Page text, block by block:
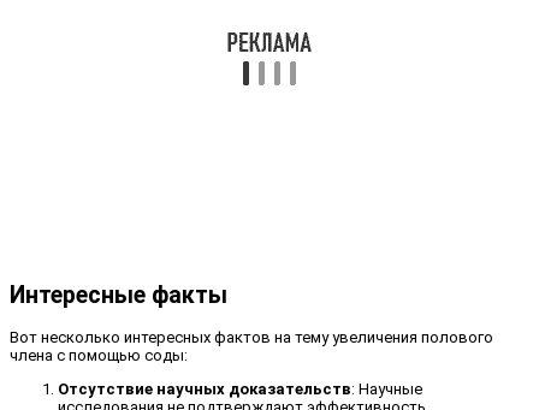
Интересные факты
Вот несколько интересных фактов на тему увеличения полового
члена с помощью соды:
Отсутствие научных доказательств: Научные